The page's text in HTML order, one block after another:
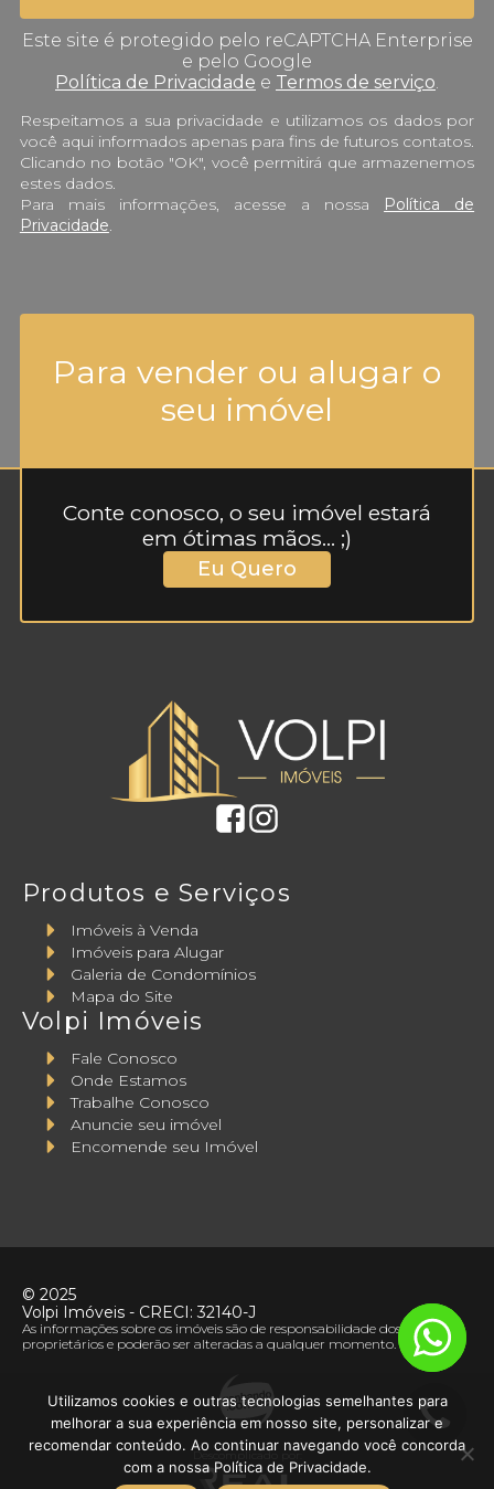
Este site é protegido pelo reCAPTCHA Enterprise
e pelo Google
Política de Privacidade e Termos de serviço.
Respeitamos a sua privacidade e utilizamos os dados por
você aqui informados apenas para fins de futuros contatos.
Clicando no botão "OK", você permitirá que armazenemos
estes dados.
Para mais informações, acesse a nossa
Política de
Privacidade.
Para vender ou alugar o
seu imóvel
Conte conosco, o seu imóvel estará
em ótimas mãos... ;)
Eu Quero
Produtos e Serviços
Imóveis à Venda
Imóveis para Alugar
Galeria de Condomínios
Mapa do Site
Volpi Imóveis
Fale Conosco
Onde Estamos
Trabalhe Conosco
Anuncie seu imóvel
Encomende seu Imóvel
© 2025
Volpi Imóveis - CRECI:32140-J
As informações sobre os imóveis são de responsabilidade dos seus
proprietários e poderão ser alteradas a qualquer momento.
Utilizamos cookies e outras tecnologias semelhantes para
melhorar a sua experiência em nosso site, personalizar e
recomendar conteúdo. Ao continuar navegando você concorda
com a nossa Política de Privacidade.